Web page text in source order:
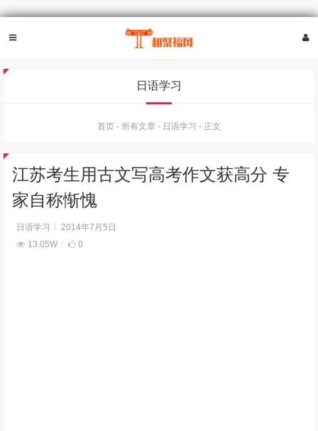
日语学习
首页 - 所有文章 - 日语学习 - 正文
江苏考生用古文写高考作文获高分 专
家自称惭愧
日语学习
2014年7月5日
13.05W
0